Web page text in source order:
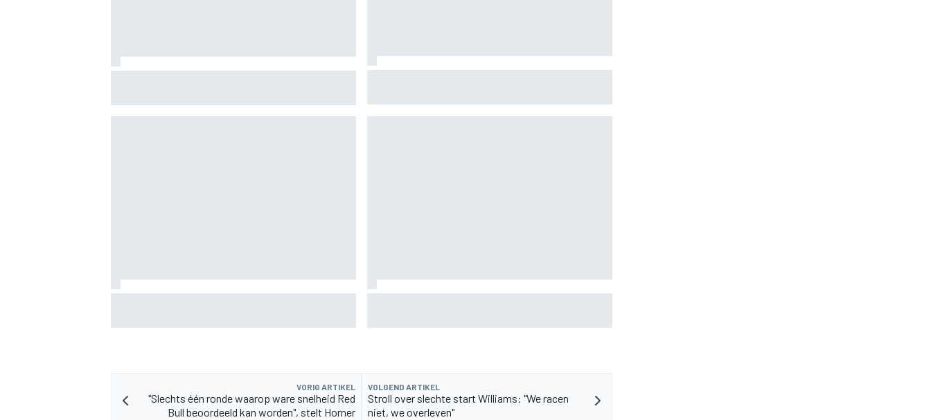
VORIG ARTIKEL
"Slechts één ronde waarop ware snelheid Red
Bull beoordeeld kan worden", stelt Horner
VOLGEND ARTIKEL
Stroll over slechte start Williams: "We racen
niet, we overleven"